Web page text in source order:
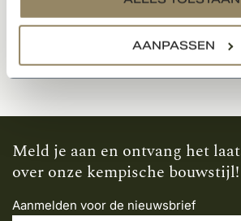
AANPASSEN
Meld je aan en ontvang het
over onze kempische bouwstijl!
Aanmelden voor de nieuwsbrief